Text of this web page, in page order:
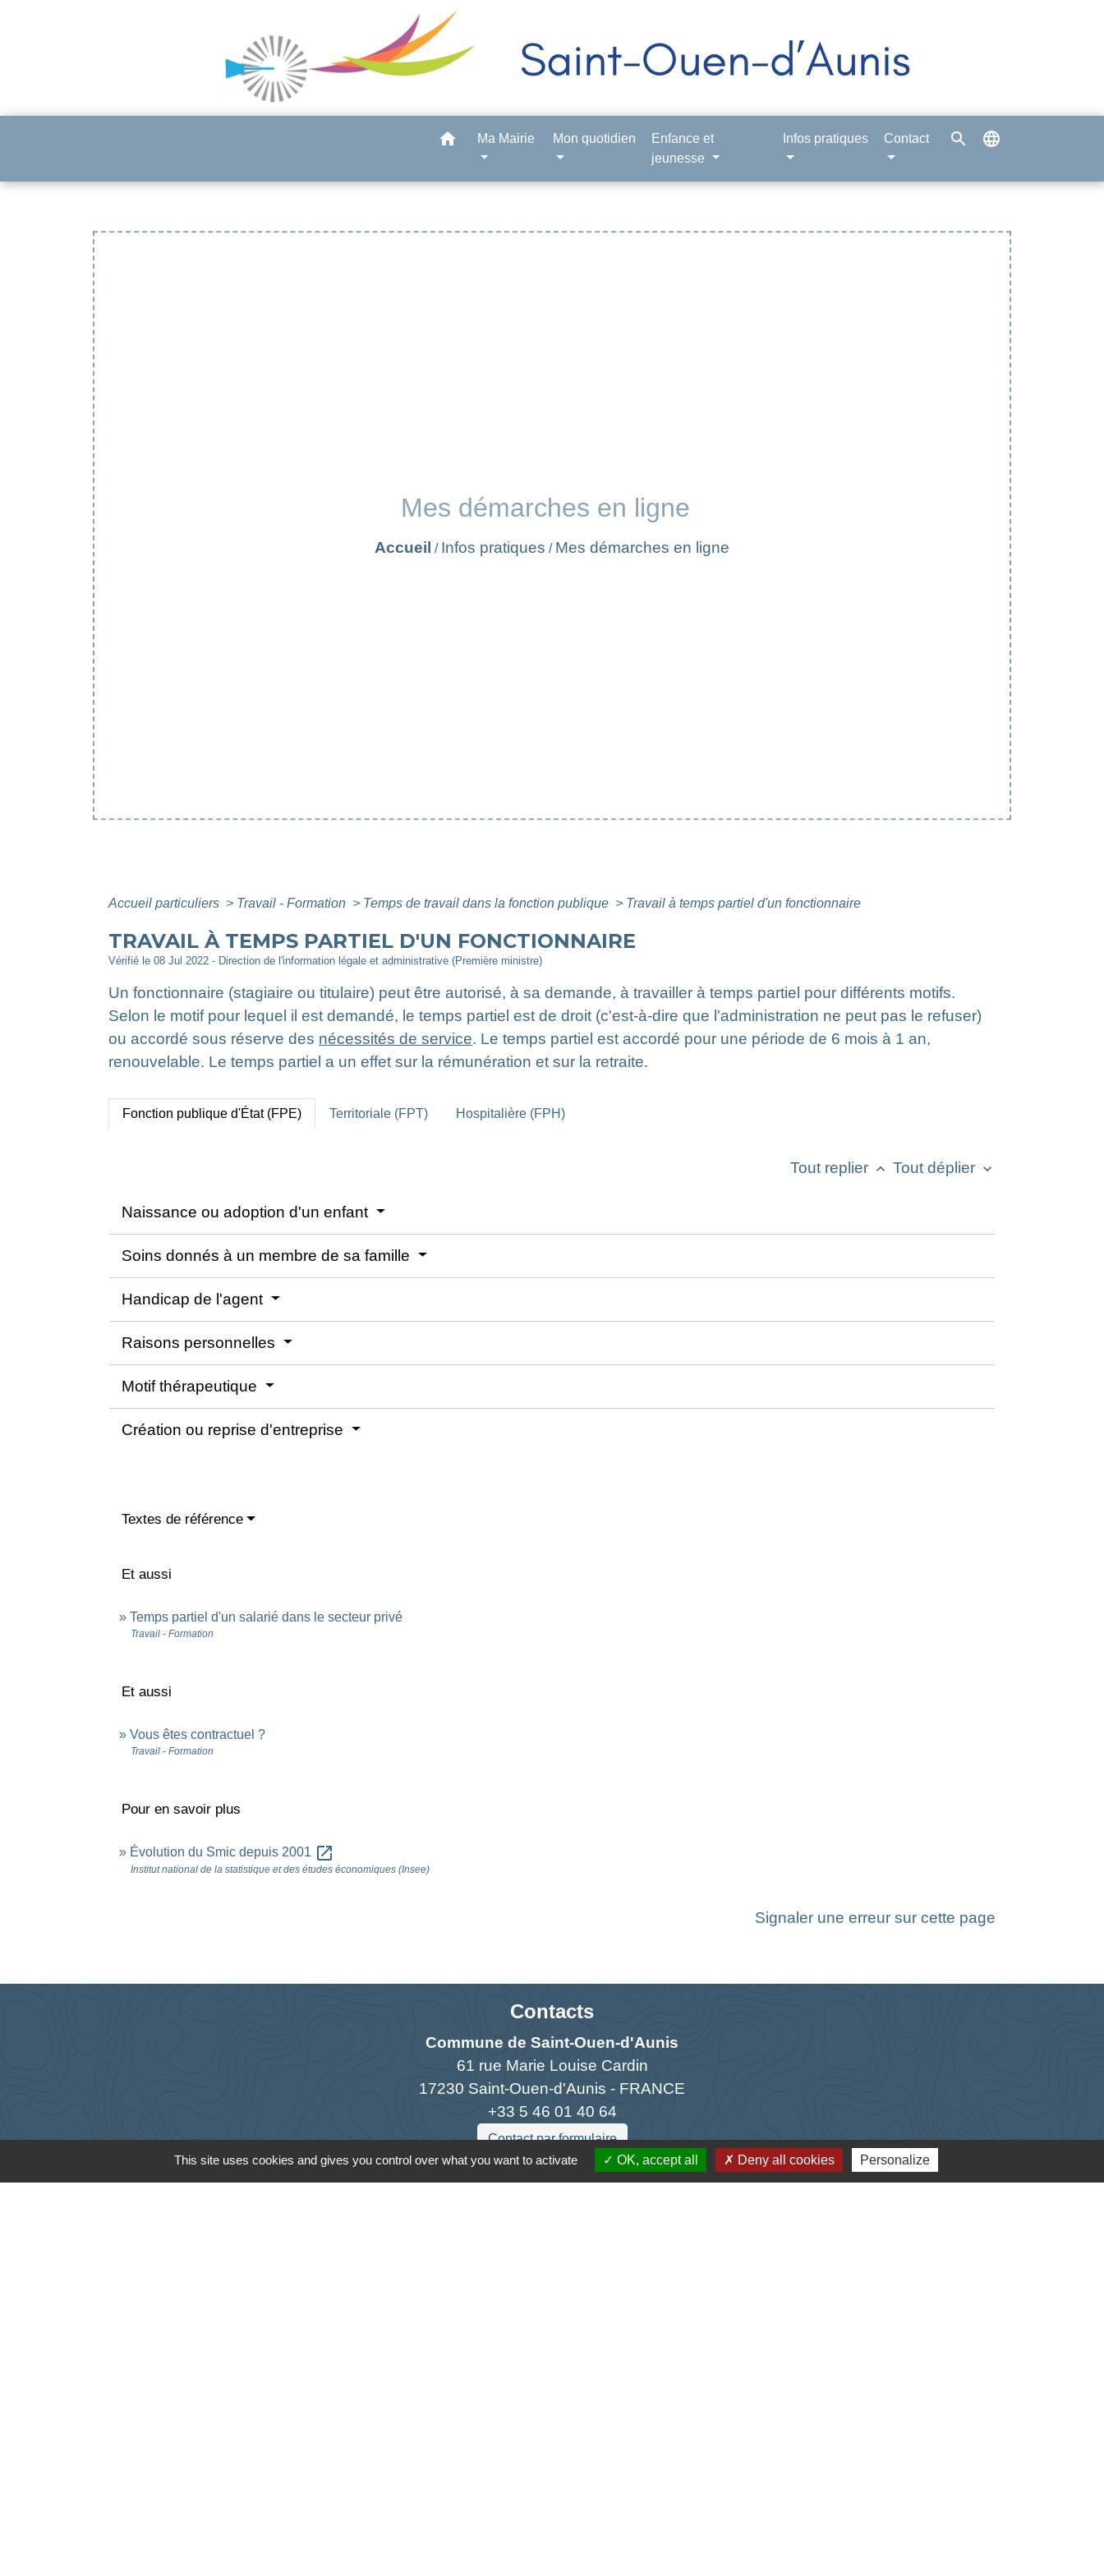
home Ma Mairie Mon quotidien
Enfance et
jeunesse
Infos pratiques Contact search language
Mes démarches en ligne
Accueil / Infos pratiques / Mes démarches en ligne
Accueil particuliers > Travail - Formation > Temps de travail dans la fonction publique > Travail à temps partiel d'un fonctionnaire
TRAVAIL À TEMPS PARTIEL D'UN FONCTIONNAIRE
Vérifié le 08 Jul 2022 - Direction de l'information légale et administrative (Première ministre)
Un fonctionnaire (stagiaire ou titulaire) peut être autorisé, à sa demande, à travailler à temps partiel pour différents motifs.
Selon le motif pour lequel il est demandé, le temps partiel est de droit (c'est-à-dire que l'administration ne peut pas le refuser)
ou accordé sous réserve des nécessités de service. Le temps partiel est accordé pour une période de 6 mois à 1 an,
renouvelable. Le temps partiel a un effet sur la rémunération et sur la retraite.
Fonction publique d'État (FPE) Territoriale (FPT) Hospitalière (FPH)
Tout replier keyboard_arrow_up Tout déplier keyboard_arrow_down
Naissance ou adoption d'un enfant
Soins donnés à un membre de sa famille
Handicap de l'agent
Raisons personnelles
Motif thérapeutique
Création ou reprise d'entreprise
Textes de référence
Et aussi
Temps partiel d'un salarié dans le secteur privé
Travail - Formation
Et aussi
Vous êtes contractuel ?
Travail - Formation
Pour en savoir plus
Évolution du Smic depuis 2001 open_in_new
Institut national de la statistique et des études économiques (Insee)
Signaler une erreur sur cette page
Contacts
Commune de Saint-Ouen-d'Aunis
61 rue Marie Louise Cardin
17230 Saint-Ouen-d'Aunis - FRANCE
+33 5 46 01 40 64
Contact par formulaire
This site uses cookies and gives you control over what you want to activate OK, accept all Deny all cookies Personalize